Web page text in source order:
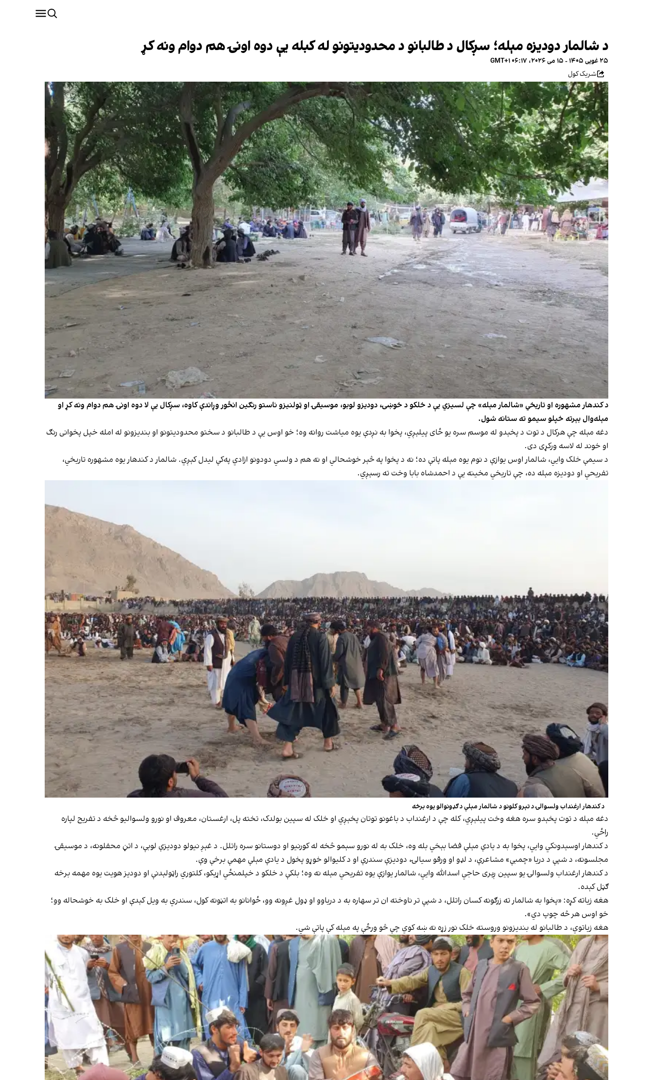
د شالمار دودیزه مېله؛ سږکال د طالبانو د محدودیتونو له کبله یې دوه اونۍ هم دوام ونه کړ
۲۵ غویی ۱۴۰۵ - ۱۵ می ۲۰۲۶، ۰۶:۱۷ GMT+۱
شریک کول
د کندهار مشهوره او تاریخي «شالمار مېله» چې لسیزي یې د خلکو د خوښۍ، دودیزو لوبو، موسیقۍ او ټولنیزو ناستو رنګین انځور وړاندې کاوه، سږکال یې لا دوه اونۍ هم دوام ونه کړ او
مېله‌وال بېرته خپلو سیمو ته ستانه شول.
دغه مېله چې هرکال د توت د پخېدو له موسم سره یو ځای پیلېږي، پخوا به نږدې یوه میاشت روانه وه؛ خو اوس يې د طالبانو د سختو محدودیتونو او بندیزونو له امله خپل پخوانی رنګ
او خوند له لاسه ورکړی دی.
د سیمې خلک وایي، شالمار اوس یوازې د نوم یوه مېله پاتې ده؛ نه د پخوا په څېر خوشحالي او نه هم د ولسي دودونو ازادي په‌کې لیدل کېږي. شالمار د کندهار یوه مشهوره تاریخي،
تفریحي او دودیزه مېله ده، چې تاریخي مخینه یې د احمدشاه بابا وخت ته رسېږي.
د کندهار ارغنداب ولسوالۍ د تېرو کلونو د شالمار مېلې د ګډونوالو یوه برخه
دغه مېله د توت پخېدو سره هغه وخت پیلېږي، کله چې د ارغنداب د باغونو توتان پخېږي او خلک له سپين بولدک، تخته پل، ارغستان، معروف او نورو ولسوالیو څخه د تفریح لپاره
راځي.
د کندهار اوسېدونکي وایي، پخوا به د یادې مېلې فضا بېخي بله وه، خلک به له نورو سېمو څخه له کورنیو او دوستانو سره راتلل. د غېږ نیولو دودیزې لوبې، د اتڼ محفلونه، د موسیقۍ
مجلسونه، د شپې د دریا «چمبې» مشاعرې، د لډو او ورقو سیالۍ، دودیزې سندرې او د کلیوالو خوړو پخول د یادې مېلې مهمې برخې وې.
د کندهار ارغنداب ولسوالۍ یو سپین ږېری حاجي اسدالله وایي، شالمار یوازې یوه تفریحي مېله نه وه؛ بلکې د خلکو د خپلمنځي اړیکو، کلتوري راټولېدنې او دودیز هویت یوه مهمه برخه
ګڼل کېده.
هغه زیاته کړه: «پخوا به شالمار ته زرګونه کسان راتلل، د شپې تر ناوخته ان تر سهاره به د دریاوو او ډول غږونه وو، ځوانانو به اتڼونه کول، سندري به ویل کېدې او خلک به خوشحاله وو؛
خو اوس هر څه چوپ دي».
هغه زیاتوي، د طالبانو له بندیزونو وروسته خلک نور زړه نه ښه کوي چې څو ورځې په مېله کې پاتې شي.